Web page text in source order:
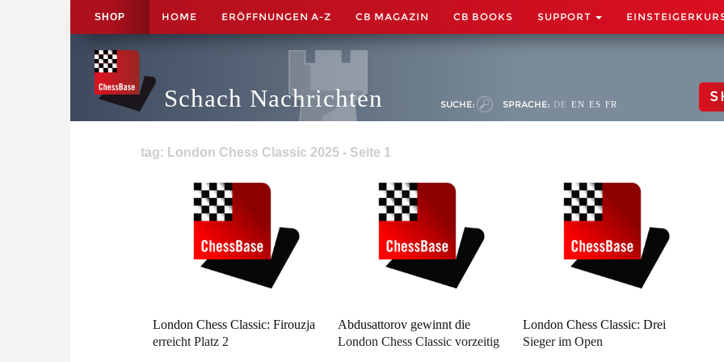
SHOP HOME ERÖFFNUNGEN A-Z CB MAGAZIN CB BOOKS SUPPORT
Schach Nachrichten SUCHE: SPRACHE: DE EN ES FR
tag: London Chess Classic 2025 - Seite 1
London Chess Classic: Firouzja
erreicht Platz 2
Abdusattorov gewinnt die
London Chess Classic vorzeitig
London Chess Classic: Drei
Sieger im Open